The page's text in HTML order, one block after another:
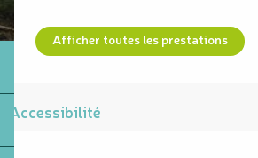
Afficher toutes les prestations
Accessibilité